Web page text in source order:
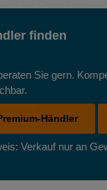
finden
Sie gern.
Händler
Verkauf nur an